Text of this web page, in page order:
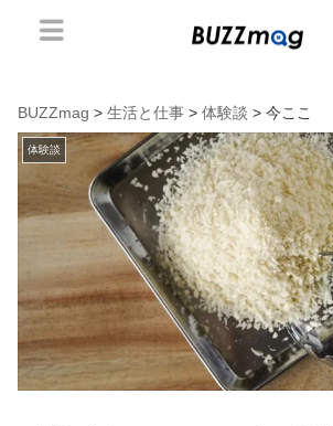
BUZZmag > 生活と仕事 > 体験談 > 今ここ
体験談